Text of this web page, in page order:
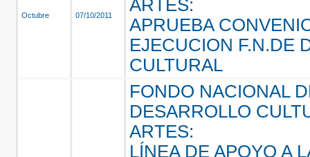
Octubre 07/10/2011
ARTES:
APRUEBA
EJECUCION F.N.DE
CULTURAL
FONDO NACIONAL
DESARROLLO
ARTES:
LÍNEA DE APOYO A